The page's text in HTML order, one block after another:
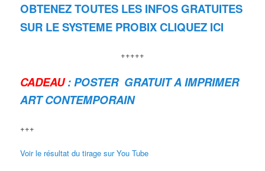
OBTENEZ TOUTES LES INFOS GRATUITES
SUR LE SYSTEME PROBIX CLIQUEZ ICI
+++++
CADEAU: POSTER GRATUIT A IMPRIMER
ART CONTEMPORAIN
+++
Voir le résultat du tirage sur You Tube